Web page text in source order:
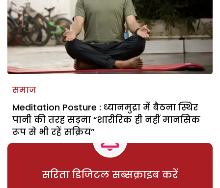
समाज
Meditation Posture : ध्यानमुद्रा में बैठना स्थिर
पानी की तरह सड़ना “शारीरिक ही नहीं मानसिक
रूप से भी रहें सक्रिय”
सरिता डिजिटल सब्सक्राइब करें